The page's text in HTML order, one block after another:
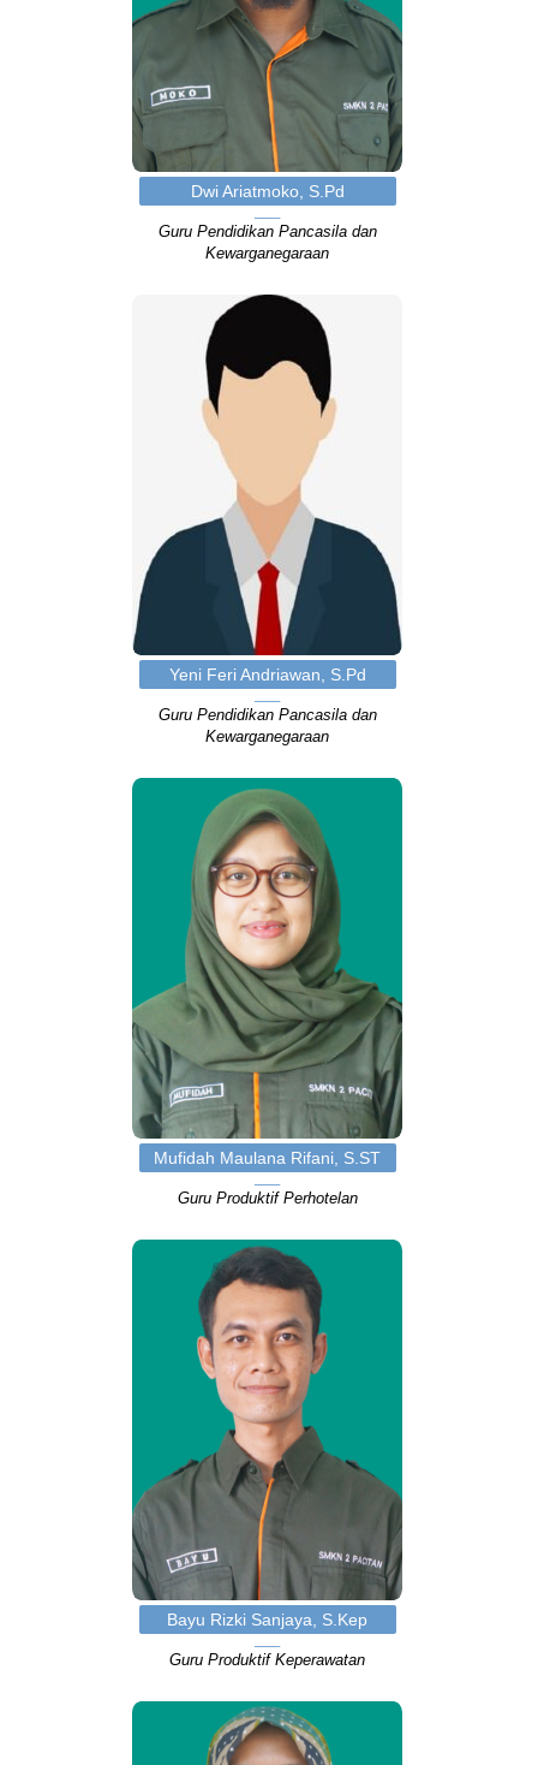
Dwi Ariatmoko, S.Pd
Guru Pendidikan Pancasila dan
Kewarganegaraan
Yeni Feri Andriawan, S.Pd
Guru Pendidikan Pancasila dan
Kewarganegaraan
Mufidah Maulana Rifani, S.ST
Guru Produktif Perhotelan
Bayu Rizki Sanjaya, S.Kep
Guru Produktif Keperawatan